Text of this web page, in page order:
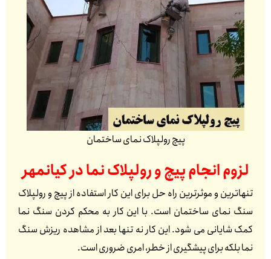
پیچ رولپلاک نمای ساختمان
لزوم انجام پیچ و رولپلاک نما درکیانمهر
تنهاترین و موثرترین راه حل برای این کار استفاده از پیچ و رولپلاک
سنگ نمای ساختمان است. با این کار به محکم کردن سنگ نما
کمک شایانی می شود. این کار نه تنها بعد از مشاهده ریزش سنگ
نما بلکه برای پیشگیری از خطر، امری ضروری است.